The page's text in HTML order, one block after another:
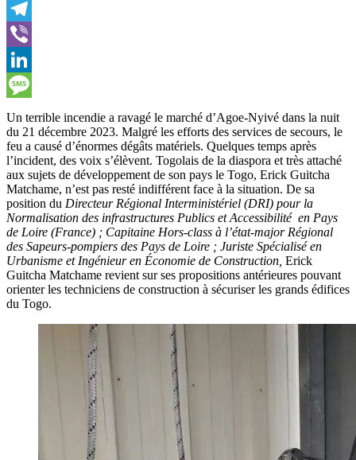
Twitter
Telegram
Viber
LinkedIn
Message
Un terrible incendie a ravagé le marché d’Agoe-Nyivé dans la nuit
du 21 décembre 2023. Malgré les efforts des services de secours, le
feu a causé d’énormes dégâts matériels. Quelques temps après
l’incident, des voix s’élèvent. Togolais de la diaspora et très attaché
aux sujets de développement de son pays le Togo, Erick Guitcha
Matchame, n’est pas resté indifférent face à la situation. De sa
position du Directeur Régional Interministériel (DRI) pour la
Normalisation des infrastructures Publics et Accessibilité en Pays
de Loire (France) ; Capitaine Hors-class à l’état-major Régional
des Sapeurs-pompiers des Pays de Loire ; Juriste Spécialisé en
Urbanisme et Ingénieur en Économie de Construction, Erick
Guitcha Matchame revient sur ses propositions antérieures pouvant
orienter les techniciens de construction à sécuriser les grands édifices
du Togo.